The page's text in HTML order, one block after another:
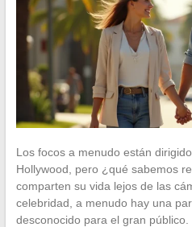
Los focos a menudo están
Hollywood, pero ¿qué sabemos
comparten su vida lejos de las
celebridad, a menudo hay una
desconocido para el gran